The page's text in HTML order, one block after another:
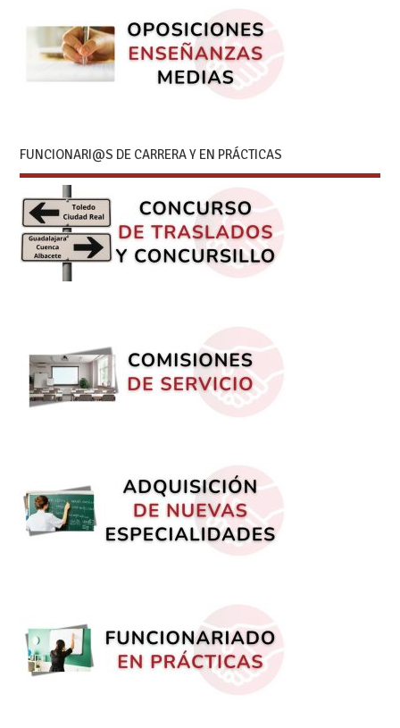
FUNCIONARI@S DE CARRERA Y EN PRÁCTICAS